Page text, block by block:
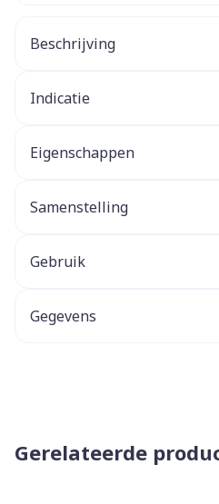
Beschrijving
Indicatie
Eigenschappen
Samenstelling
Gebruik
Gegevens
Merken Bach
Gerelateerde